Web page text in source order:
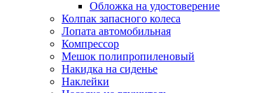
Обложка на удостоверение
Колпак запасного колеса
Лопата автомобильная
Компрессор
Мешок полипропиленовый
Накидка на сиденье
Наклейки